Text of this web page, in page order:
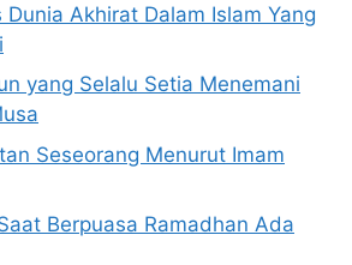
Dunia Akhirat Dalam Islam Yang
yang Selalu Setia Menemani
Seseorang Menurut Imam
Berpuasa Ramadhan Ada